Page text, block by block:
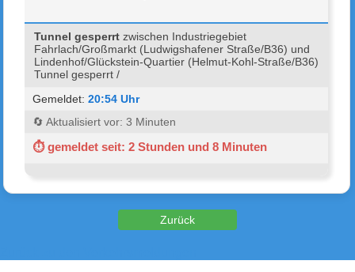
Tunnel gesperrt zwischen Industriegebiet
Fahrlach/Großmarkt (Ludwigshafener Straße/B36) und
Lindenhof/Glückstein-Quartier (Helmut-Kohl-Straße/B36)
Tunnel gesperrt /
Gemeldet:20:54 Uhr
🔄 Aktualisiert vor: 3 Minuten
⏱ gemeldet seit: 2 Stunden und 8 Minuten